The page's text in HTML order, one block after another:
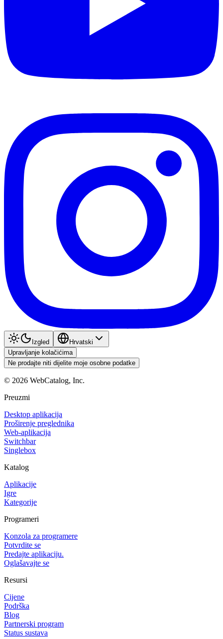
Izgled
Hrvatski
Upravljanje kolačićima
Ne prodajte niti dijelite moje osobne podatke
© 2026 WebCatalog, Inc.
Preuzmi
Desktop aplikacija
Proširenje preglednika
Web-aplikacija
Switchbar
Singlebox
Katalog
Aplikacije
Igre
Kategorije
Programeri
Konzola za programere
Potvrdite se
Predajte aplikaciju.
Oglašavajte se
Resursi
Cijene
Podrška
Blog
Partnerski program
Status sustava